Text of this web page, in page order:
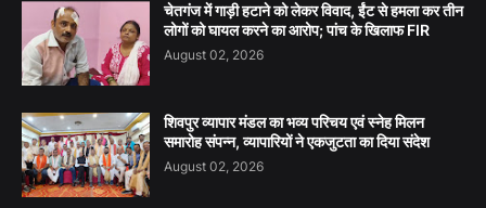
चेतगंज में गाड़ी हटाने को लेकर विवाद, ईंट से हमला कर तीन
लोगों को घायल करने का आरोप; पांच के खिलाफ FIR
August 02, 2026
शिवपुर व्यापार मंडल का भव्य परिचय एवं स्नेह मिलन
समारोह संपन्न, व्यापारियों ने एकजुटता का दिया संदेश
August 02, 2026